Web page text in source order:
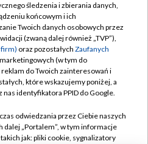
TVP
TVP
prywatności
zgody
Pomoc
śledzenia i zbierania danych,
końcowym i ich
Twoich danych osobowych przez
(zwaną dalej również „TVP”),
firm) oraz pozostałych Zaufanych
(w tym do
do Twoich zainteresowań i
które wskazujemy poniżej, a
identyfikatora PPID do Google.
odwiedzania przez Ciebie naszych
dalej „Portalem”, w tym informacje
jak: pliki cookie, sygnalizatory